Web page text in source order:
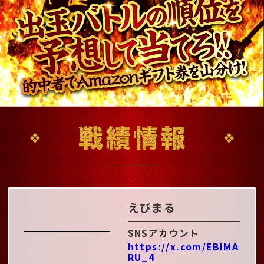
えびまる
SNSアカウント
https://x.com/EBIMA
RU_4